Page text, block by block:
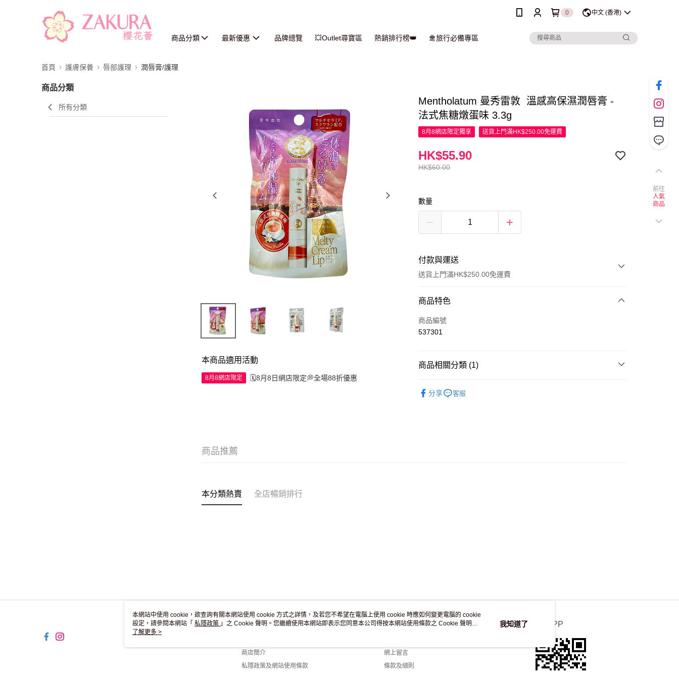
0 中文 (香港)
商品分類 最新優惠 品牌總覽 💥Outlet尋寶區 熱銷排行榜👑 🛅旅行必備專區
首頁 護膚保養 唇部護理 潤唇膏/護理
商品分類
所有分類
本商品適用活動
8月8網店限定 🗓️8月8日網店限定💭全場88折優惠
Mentholatum 曼秀雷敦 溫感高保濕潤唇膏 -
法式焦糖燉蛋味 3.3g
8月8網店限定獨享 送貨上門滿HK$250.00免運費
HK$60.00
HK$55.90
數量
付款與運送
送貨上門滿HK$250.00免運費
付款方式
信用卡
商品特色
商品編號
537301
商品相關分類 (1)
分享
客服
商品推薦
本分類熱賣 全店暢銷排行
關於我們
商店簡介
私隱政策及網站使用條款
客戶服務
網上留言
條款及細則
官方APP
前往
人氣
商品
本網站中使用 cookie，欲查詢有關本網站使用 cookie 方式之詳情，及若您不希望在電腦上使用 cookie 時應如何變更電腦的 cookie
設定，請參閱本網站「 私隱政策 」之 Cookie 聲明。您繼續使用本網站即表示您同意本公司得按本網站使用條款之 Cookie 聲明使
用 cookie。
了解更多 >
我知道了